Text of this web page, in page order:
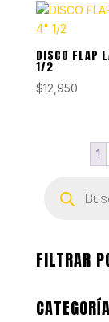
DISCO FLAP
1/2
$12,950
1
productos
FILTRAR